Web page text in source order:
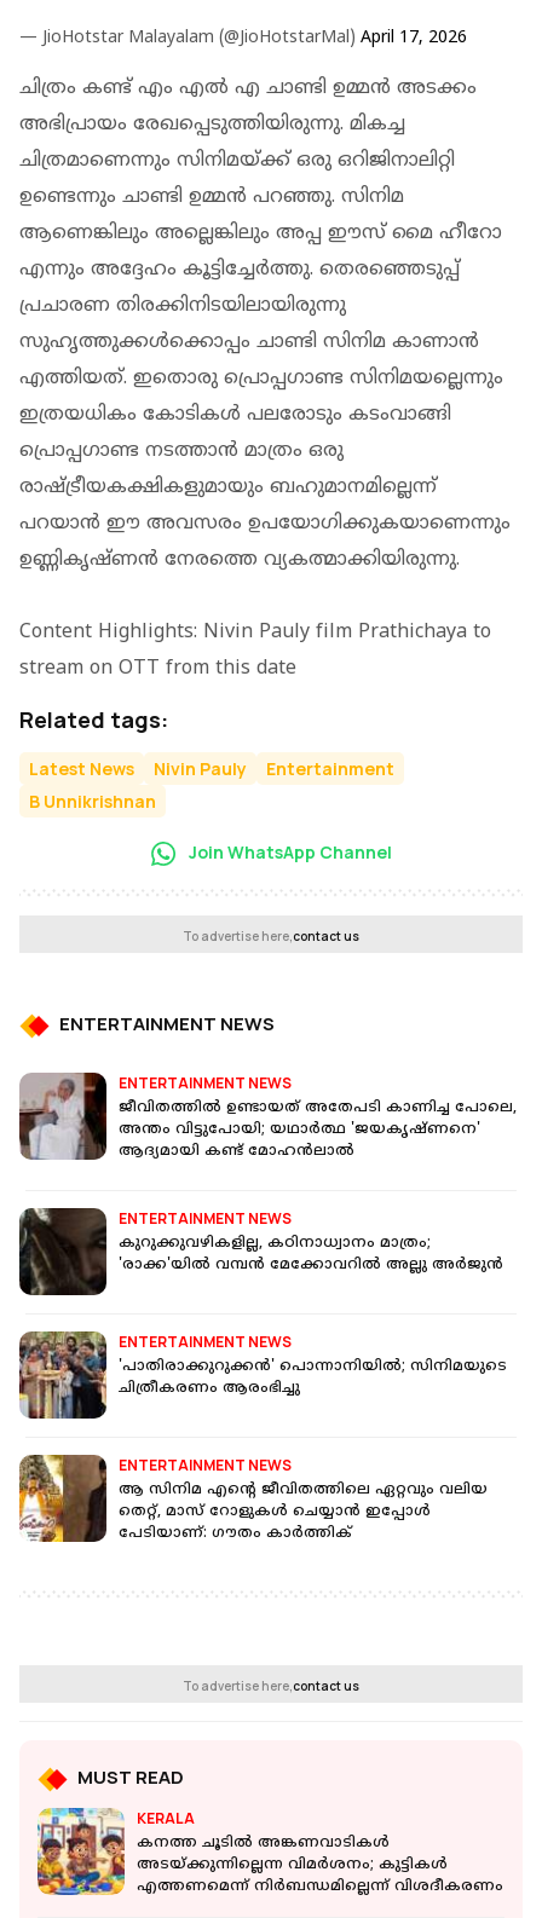
— JioHotstar Malayalam (@JioHotstarMal) April 17, 2026
ചിത്രം കണ്ട് എം എൽ എ ചാണ്ടി ഉമ്മൻ അടക്കം
അഭിപ്രായം രേഖപ്പെടുത്തിയിരുന്നു. മികച്ച
ചിത്രമാണെന്നും സിനിമയ്ക്ക് ഒരു ഒറിജിനാലിറ്റി
ഉണ്ടെന്നും ചാണ്ടി ഉമ്മൻ പറഞ്ഞു. സിനിമ
ആണെങ്കിലും അല്ലെങ്കിലും അപ്പ ഈസ് മൈ ഹീറോ
എന്നും അദ്ദേഹം കൂട്ടിച്ചേർത്തു. തെര‍ഞ്ഞെടുപ്പ്
പ്രചാരണ തിരക്കിനിടയിലായിരുന്നു
സുഹൃത്തുക്കള്‍ക്കൊപ്പം ചാണ്ടി സിനിമ കാണാന്‍
എത്തിയത്. ഇതൊരു പ്രൊപ്പഗാണ്ട സിനിമയല്ലെന്നും
ഇത്രയധികം കോടികൾ പലരോടും കടംവാങ്ങി
പ്രൊപ്പഗാണ്ട നടത്താൻ മാത്രം ഒരു
രാഷ്ട്രീയകക്ഷികളുമായും ബഹുമാനമില്ലെന്ന്
പറയാൻ ഈ അവസരം ഉപയോഗിക്കുകയാണെന്നും
ഉണ്ണികൃഷ്‌ണൻ നേരത്തെ വ്യകത്മാക്കിയിരുന്നു.
Content Highlights: Nivin Pauly film Prathichaya to
stream on OTT from this date
Related tags:
Latest News Nivin Pauly
Entertainment
B Unnikrishnan
Join WhatsApp Channel
To advertise here,contact us
ENTERTAINMENT NEWS
ENTERTAINMENT NEWS
ജീവിതത്തിൽ ഉണ്ടായത് അതേപടി കാണിച്ച പോലെ,
അന്തം വിട്ടുപോയി; യഥാർത്ഥ 'ജയകൃഷ്ണനെ'
ആദ്യമായി കണ്ട് മോഹൻലാൽ
ENTERTAINMENT NEWS
കുറുക്കുവഴികളില്ല, കഠിനാധ്വാനം മാത്രം;
'രാക്ക'യില്‍ വമ്പന്‍ മേക്കോവറില്‍ അല്ലു അര്‍ജുന്‍
ENTERTAINMENT NEWS
'പാതിരാക്കുറുക്കന്‍' പൊന്നാനിയില്‍; സിനിമയുടെ
ചിത്രീകരണം ആരംഭിച്ചു
ENTERTAINMENT NEWS
ആ സിനിമ എന്റെ ജീവിതത്തിലെ ഏറ്റവും വലിയ
തെറ്റ്, മാസ് റോളുകൾ ചെയ്യാൻ ഇപ്പോൾ
പേടിയാണ്: ഗൗതം കാർത്തിക്
To advertise here,contact us
MUST READ
KERALA
കനത്ത ചൂടിൽ അങ്കണവാടികൾ
അടയ്ക്കുന്നില്ലെന്ന വിമർശനം; കുട്ടികൾ
എത്തണമെന്ന് നിർബന്ധമില്ലെന്ന് വിശദീകരണം